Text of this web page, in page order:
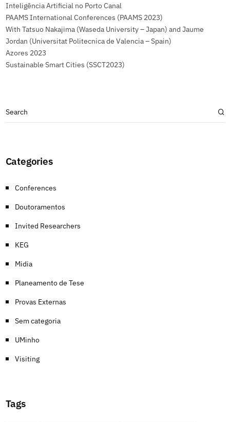
Inteligência Artificial no Porto Canal
PAAMS International Conferences (PAAMS 2023)
With Tatsuo Nakajima (Waseda University – Japan) and Jaume
Jordan (Universitat Politecnica de Valencia – Spain)
Azores 2023
Sustainable Smart Cities (SSCT2023)
Categories
Conferences
Doutoramentos
Invited Researchers
KEG
Midia
Planeamento de Tese
Provas Externas
Sem categoria
UMinho
Visiting
Tags